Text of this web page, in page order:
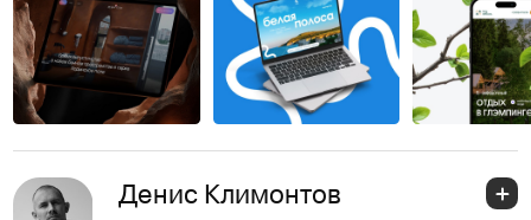
Денис Климонтов